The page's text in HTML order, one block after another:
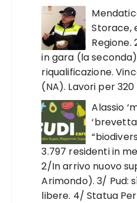
Storace,
Regione.
in gara (la
riqualificazione.
(NA). Lavori per
Alassio
3.797 residenti in
2/In arrivo nuovo
Arimondo). 3/ Pud:
libere. 4/ Statua